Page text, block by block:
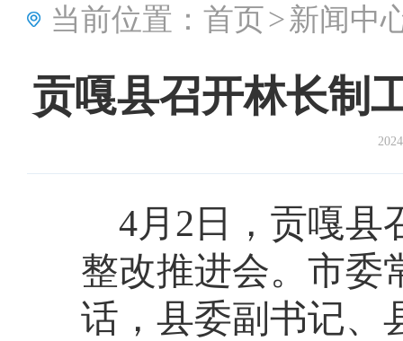
当前位置： 首页>新闻中
贡嘎县召开林长制
4月2日，贡嘎县
整改推进会。市委
话，县委副书记、